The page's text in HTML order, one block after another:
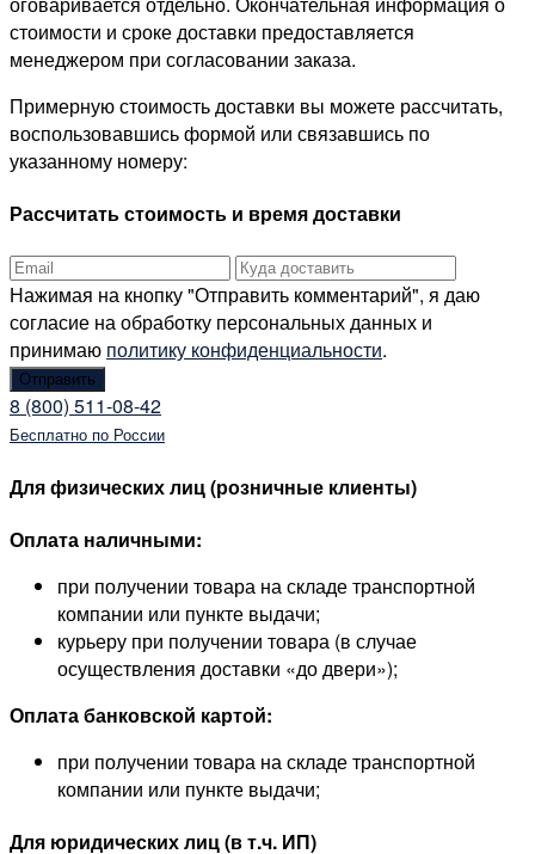
стоимости и сроке доставки предоставляется
менеджером при согласовании заказа.
Примерную стоимость доставки вы можете рассчитать,
воспользовавшись формой или связавшись по
указанному номеру:
Рассчитать стоимость и время доставки
Нажимая на кнопку "Отправить комментарий", я даю
согласие на обработку персональных данных и
принимаю политику конфиденциальности.
8 (800) 511-08-42
Бесплатно по России
Для физических лиц (розничные клиенты)
Оплата наличными:
при получении товара на складе транспортной
компании или пункте выдачи;
курьеру при получении товара (в случае
осуществления доставки «до двери»);
Оплата банковской картой:
при получении товара на складе транспортной
компании или пункте выдачи;
Для юридических лиц (в т.ч. ИП)